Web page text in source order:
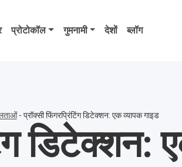
प्रोटोकॉल गुमनामी देशों ब्लॉग
- प्रॉक्सी फिंगरप्रिंटिंग डिटेक्शन: एक व्यापक गाइड
डिटेक्शन: